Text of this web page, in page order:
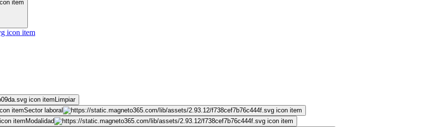
Limpiar
Sector laboral
Modalidad